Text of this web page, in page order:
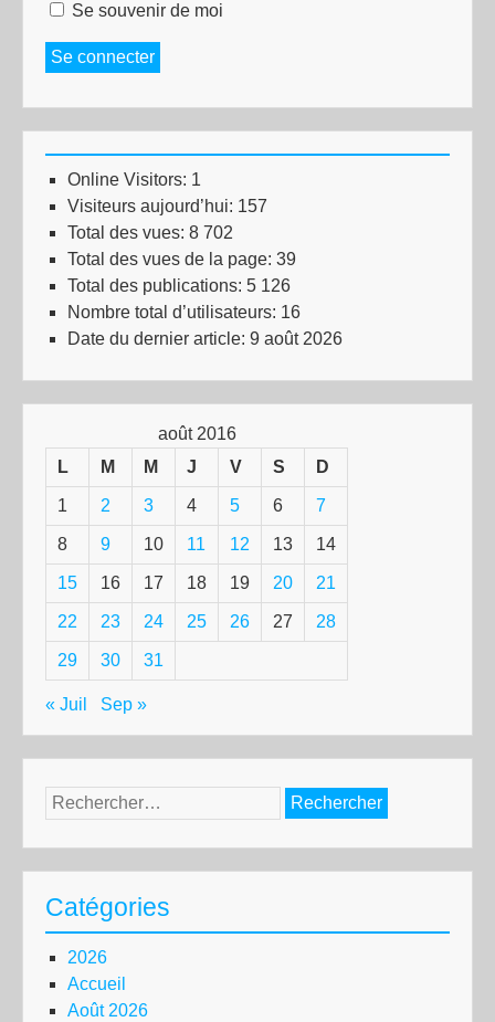
Se souvenir de moi
Se connecter
Online Visitors: 1
Visiteurs aujourd’hui: 157
Total des vues: 8 702
Total des vues de la page: 39
Total des publications: 5 126
Nombre total d’utilisateurs: 16
Date du dernier article: 9 août 2026
août 2016
L
M M J V S D
1 2 3 4 5 6 7
8 9 10 11 12 13 14
15 16 17 18 19 20 21
22 23 24 25 26 27 28
29 30 31
« Juil Sep »
Rechercher :
Catégories
2026
Accueil
Août 2026